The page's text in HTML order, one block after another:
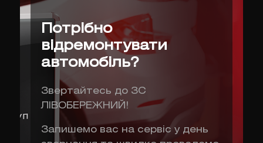
Потрібно
відремонтувати
автомобіль?
Звертайтесь до ЗС
ЛІВОБЕРЕЖНИЙ!
Запишемо вас на сервіс у день